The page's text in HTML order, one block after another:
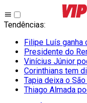
Tendências:
Filipe Luís ganha
Presidente do
Vinícius Júnior
Corinthians tem
Tapia deixa o
Thiago Almada